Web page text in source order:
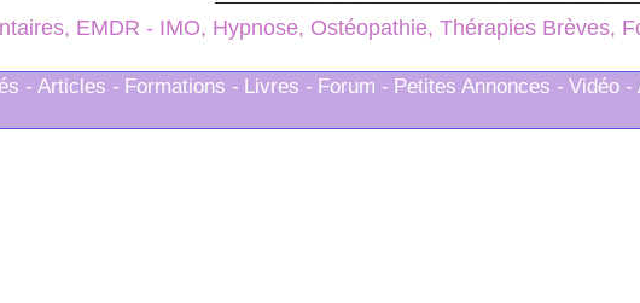
EMDR - IMO, Hypnose, Ostéopathie, Thérapies Brèves,
- Articles - Formations - Livres - Forum - Petites Annonces - Vidéo -